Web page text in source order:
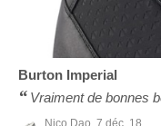
Burton Imperial
Vraiment de bonnes
Nico Dao, 7 déc. 18